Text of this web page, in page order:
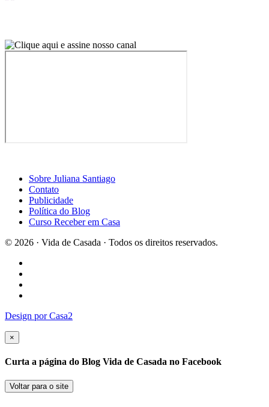
Sobre Juliana Santiago
Contato
Publicidade
Política do Blog
Curso Receber em Casa
© 2026 · Vida de Casada · Todos os direitos reservados.
Design por Casa2
×
Curta a página do Blog Vida de Casada no Facebook
Voltar para o site